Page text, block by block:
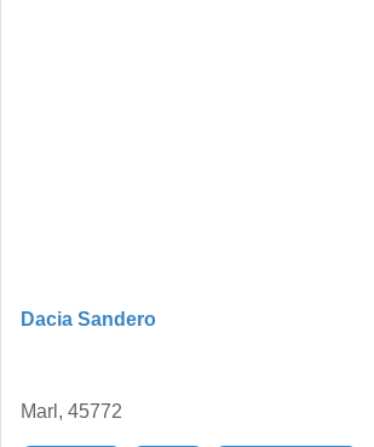
Dacia Sandero
Marl, 45772